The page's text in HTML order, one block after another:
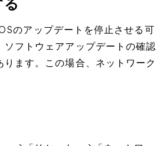
のアップデートを停止させる可
フトウェアアップデートの確認
ます。この場合、ネットワーク